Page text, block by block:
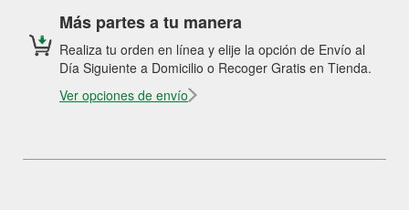
Más partes a tu manera
Realiza tu orden en línea y elije la opción de Envío al
Día Siguiente a Domicilio o Recoger Gratis en Tienda.
Ver opciones de envío